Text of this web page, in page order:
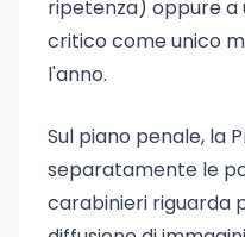
ripetenza) oppure a
critico come unico
l'anno.
Sul piano penale, la
separatamente le
carabinieri riguarda